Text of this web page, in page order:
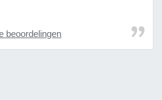
beoordelingen